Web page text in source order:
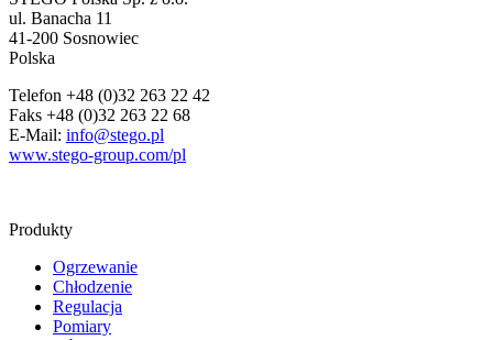
ul. Banacha 11
41-200 Sosnowiec
Polska
Telefon +48 (0)32 263 22 42
Faks +48 (0)32 263 22 68
E-Mail: info@stego.pl
www.stego-group.com/pl
Produkty
Ogrzewanie
Chłodzenie
Regulacja
Pomiary